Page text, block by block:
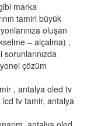
marka
tamiri büyük
oluşan
– alçalma) ,
çözüm
, antalya oled tv
tv tamir, antalya